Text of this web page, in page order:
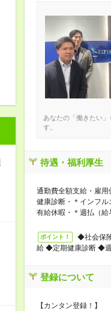
あなたの「働きたい
す。
待遇・福利厚生
通勤費全額支給・雇
健康診断・＊インフル
有給休暇・＊週払（給
ポイント！
◆社会保
給 ◆定期健康診断 ◆
登録について
【カンタン登録！】